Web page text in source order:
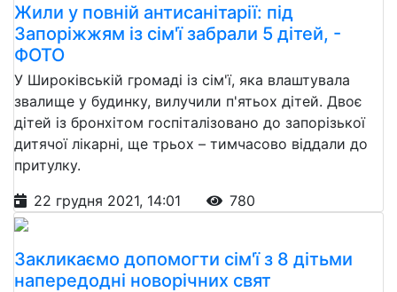
Жили у повній антисанітарії: під
Запоріжжям із сім'ї забрали 5 дітей, -
ФОТО
У Широківській громаді із сім'ї, яка влаштувала
звалище у будинку, вилучили п'ятьох дітей. Двоє
дітей із бронхітом госпіталізовано до запорізької
дитячої лікарні, ще трьох – тимчасово віддали до
притулку.
22 грудня 2021, 14:01
780
Закликаємо допомогти сім'ї з 8 дітьми
напередодні новорічних свят